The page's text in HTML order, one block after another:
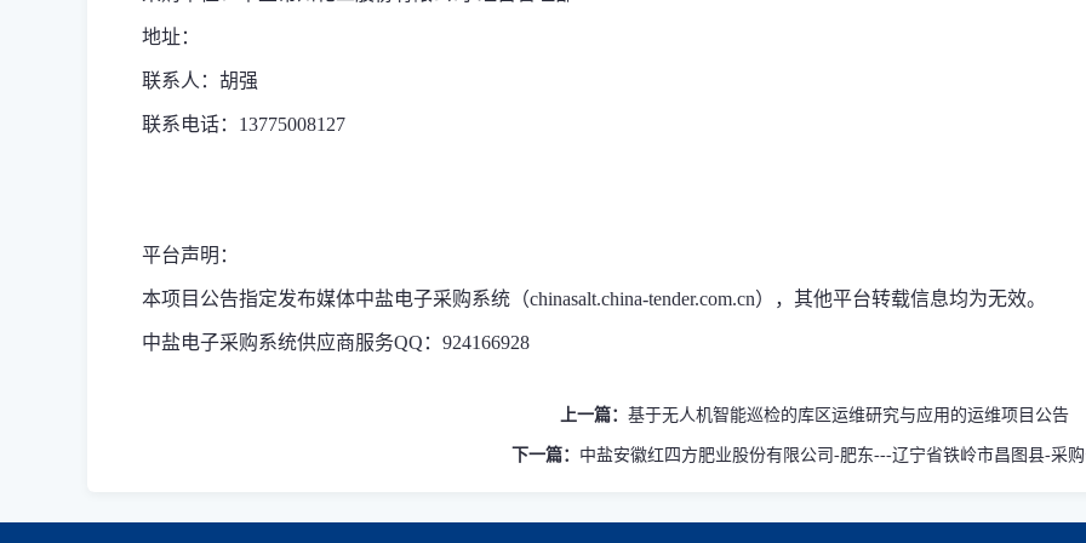
地址：
联系人：胡强
联系电话：13775008127
平台声明：
本项目公告指定发布媒体中盐电子采购系统（chinasalt.china-tender.com.cn），其他平台转载信息均为无效。
中盐电子采购系统供应商服务QQ：924166928
上一篇： 基于无人机智能巡检的库区运维研究与应用的运维项目公告
下一篇： 中盐安徽红四方肥业股份有限公司-肥东---辽宁省铁岭市昌图县-采